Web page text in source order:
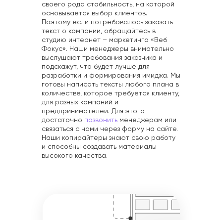
своего рода стабильность, на которой
основывается выбор клиентов.
Поэтому если потребовалось заказать
текст о компании, обращайтесь в
студию интернет – маркетинга «Веб
Фокус». Наши менеджеры внимательно
выслушают требования заказчика и
подскажут, что будет лучше для
разработки и формирования имиджа. Мы
готовы написать тексты любого плана в
количестве, которое требуется клиенту,
для разных компаний и
предпринимателей. Для этого
достаточно позвонить менеджерам или
связаться с нами через форму на сайте.
Наши копирайтеры знают свою работу
и способны создавать материалы
высокого качества.